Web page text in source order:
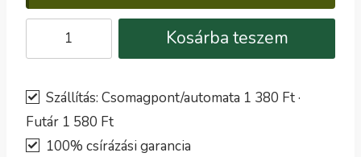
RED
virágmag
mennyiség
Kosárba teszem
Szállítás: Csomagpont/automata 1 380 Ft ·
Futár 1 580 Ft
100% csírázási garancia